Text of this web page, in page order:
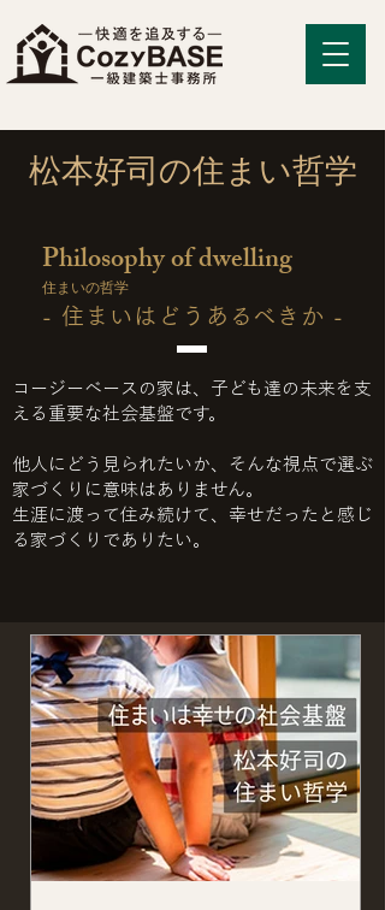
松本好司の住まい哲学
Philosophy of dwelling
住まいの哲学
- 住まいはどうあるべきか -
コージーベースの家は、子ども達の未来を支
える重要な社会基盤です。
他人にどう見られたいか、そんな視点で選ぶ
家づくりに意味はありません。
生涯に渡って住み続けて、幸せだったと感じ
る家づくりでありたい。